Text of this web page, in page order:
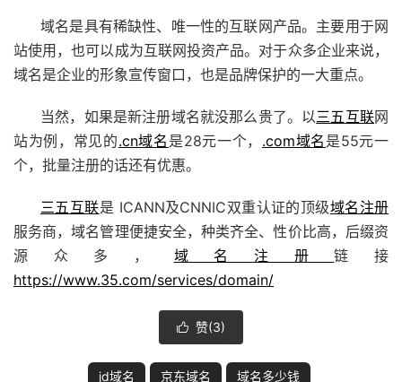
域名是具有稀缺性、唯一性的互联网产品。主要用于网
站使用，也可以成为互联网投资产品。对于众多企业来说，
域名是企业的形象宣传窗口，也是品牌保护的一大重点。
当然，如果是新注册域名就没那么贵了。以三五互联网
站为例，常见的.cn域名 是28元一个， .com域名 是55元一
个，批量注册的话还有优惠。
三五互联是 ICANN及CNNIC双重认证的顶级域名注册
服务商，域名管理便捷安全，种类齐全、性价比高，后缀资
源众多， 域名注册链接
https://www.35.com/services/domain/
 赞(3)
jd域名 京东域名 域名多少钱